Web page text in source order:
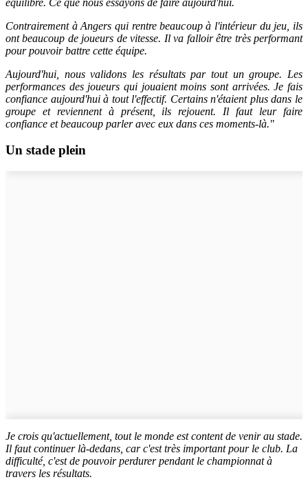
Contrairement à Angers qui rentre beaucoup à l'intérieur du jeu, ils
ont beaucoup de joueurs de vitesse. Il va falloir être très performant
pour pouvoir battre cette équipe.
Aujourd'hui, nous validons les résultats par tout un groupe. Les
performances des joueurs qui jouaient moins sont arrivées. Je fais
confiance aujourd'hui à tout l'effectif. Certains n'étaient plus dans le
groupe et reviennent à présent, ils rejouent. Il faut leur faire
confiance et beaucoup parler avec eux dans ces moments-là."
Un stade plein
Je crois qu'actuellement, tout le monde est content de venir au stade.
Il faut continuer là-dedans, car c'est très important pour le club. La
difficulté, c'est de pouvoir perdurer pendant le championnat à
travers les résultats.